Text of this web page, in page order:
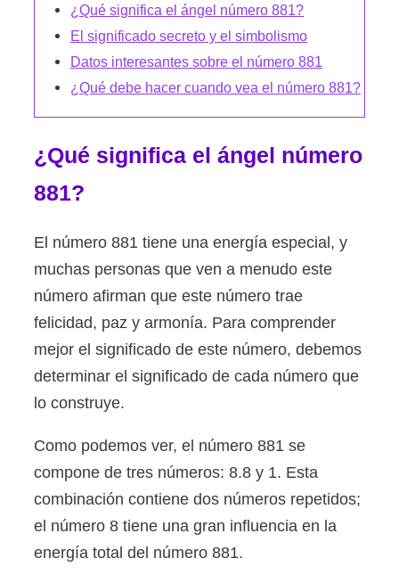
¿Qué significa el ángel número 881?
El significado secreto y el simbolismo
Datos interesantes sobre el número 881
¿Qué debe hacer cuando vea el número 881?
¿Qué significa el ángel número
881?
El número 881 tiene una energía especial, y
muchas personas que ven a menudo este
número afirman que este número trae
felicidad, paz y armonía. Para comprender
mejor el significado de este número, debemos
determinar el significado de cada número que
lo construye.
Como podemos ver, el número 881 se
compone de tres números: 8.8 y 1. Esta
combinación contiene dos números repetidos;
el número 8 tiene una gran influencia en la
energía total del número 881.